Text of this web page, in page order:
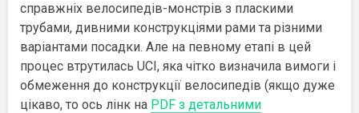
справжніх велосипедів-монстрів з пласкими
трубами, дивними конструкціями рами та різними
варіантами посадки. Але на певному етапі в цей
процес втрутилась UCI, яка чітко визначила вимоги і
обмеження до конструкції велосипедів (якщо дуже
цікаво, то ось лінк на PDF з детальними